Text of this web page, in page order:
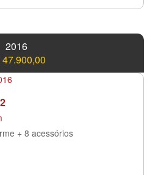
2016
47.900,00
+ 8 acessórios